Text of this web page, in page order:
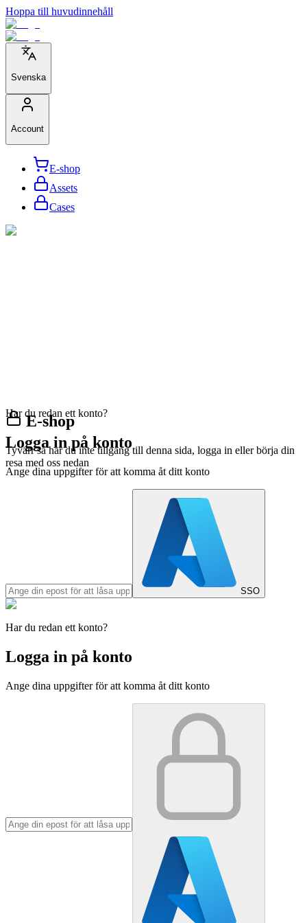
Hoppa till huvudinnehåll
Svenska
Account
E-shop
Assets
Cases
E-shop
Tyvärr så har du inte tillgång till denna sida, logga in eller börja din
resa med oss nedan
Har du redan ett konto?
Logga in på konto
Ange dina uppgifter för att komma åt ditt konto
SSO
Har du redan ett konto?
Logga in på konto
Ange dina uppgifter för att komma åt ditt konto